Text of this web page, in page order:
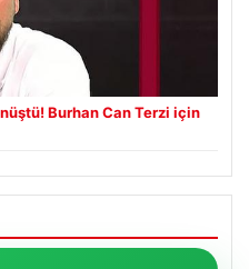
Burhan Can Terzi için